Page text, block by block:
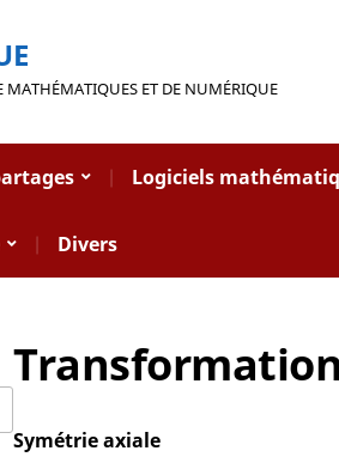
MATHÉMATIQUES ET DE NUMÉRIQUE
Logiciels
Divers
Symétrie axiale